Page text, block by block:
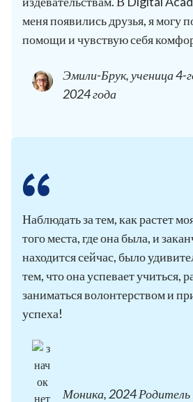
меня появились друзья, я могу
помощи и чувствую себя
Эмили-Брук, ученица 4-
2024 года
Наблюдать за тем, как растет
того места, где она была, и
находится сейчас, было
тем, что она успевает учиться,
заниматься волонтерством и
успеха!
Моника, 2024 Родитель